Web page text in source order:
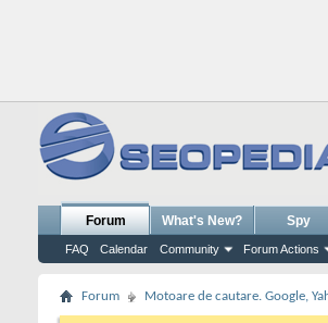
Forum
FAQ Calendar Community Forum Actions
What's New? Spy
Forum Motoare de cautare. Google,